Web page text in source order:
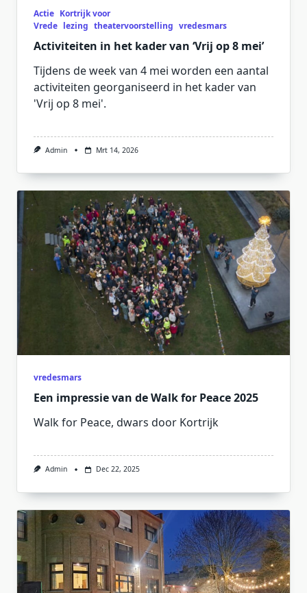
Actie Kortrijk voor
Vrede lezing theatervoorstelling vredesmars
Activiteiten in het kader van ‘Vrij op 8 mei’
Tijdens de week van 4 mei worden een aantal
activiteiten georganiseerd in het kader van
'Vrij op 8 mei'.
Admin Mrt 14, 2026
vredesmars
Een impressie van de Walk for Peace 2025
Walk for Peace, dwars door Kortrijk
Admin Dec 22, 2025